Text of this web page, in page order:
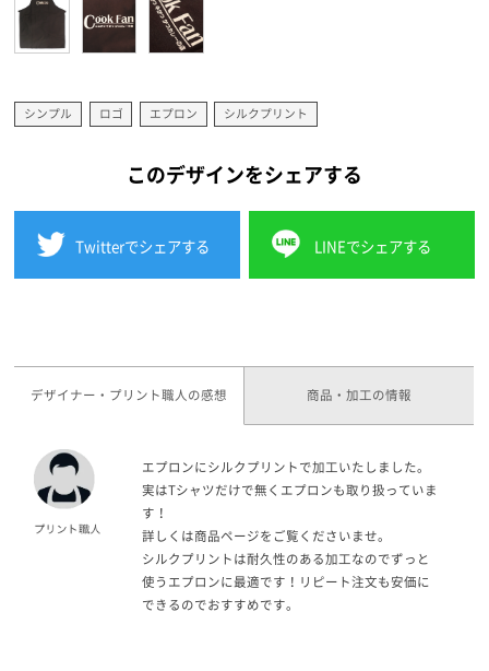
シンプル ロゴ エプロン シルクプリント
このデザインをシェアする
Twitterでシェアする LINEでシェアする
デザイナー・プリント職人の感想 商品・加工の情報
エプロンにシルクプリントで加工いたしました。
実はTシャツだけで無くエプロンも取り扱っていま
す！
詳しくは商品ページをご覧くださいませ。
シルクプリントは耐久性のある加工なのでずっと
使うエプロンに最適です！リピート注文も安価に
できるのでおすすめです。